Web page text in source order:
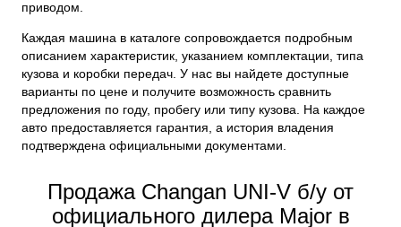
приводом.
Каждая машина в каталоге сопровождается подробным
описанием характеристик, указанием комплектации, типа
кузова и коробки передач. У нас вы найдете доступные
варианты по цене и получите возможность сравнить
предложения по году, пробегу или типу кузова. На каждое
авто предоставляется гарантия, а история владения
подтверждена официальными документами.
Продажа Changan UNI-V б/у от
официального дилера Major в